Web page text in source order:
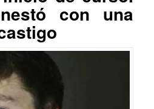
con una